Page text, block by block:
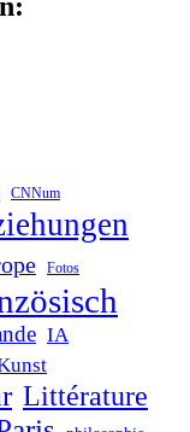
CNNum
Fotos
IA
Littérature